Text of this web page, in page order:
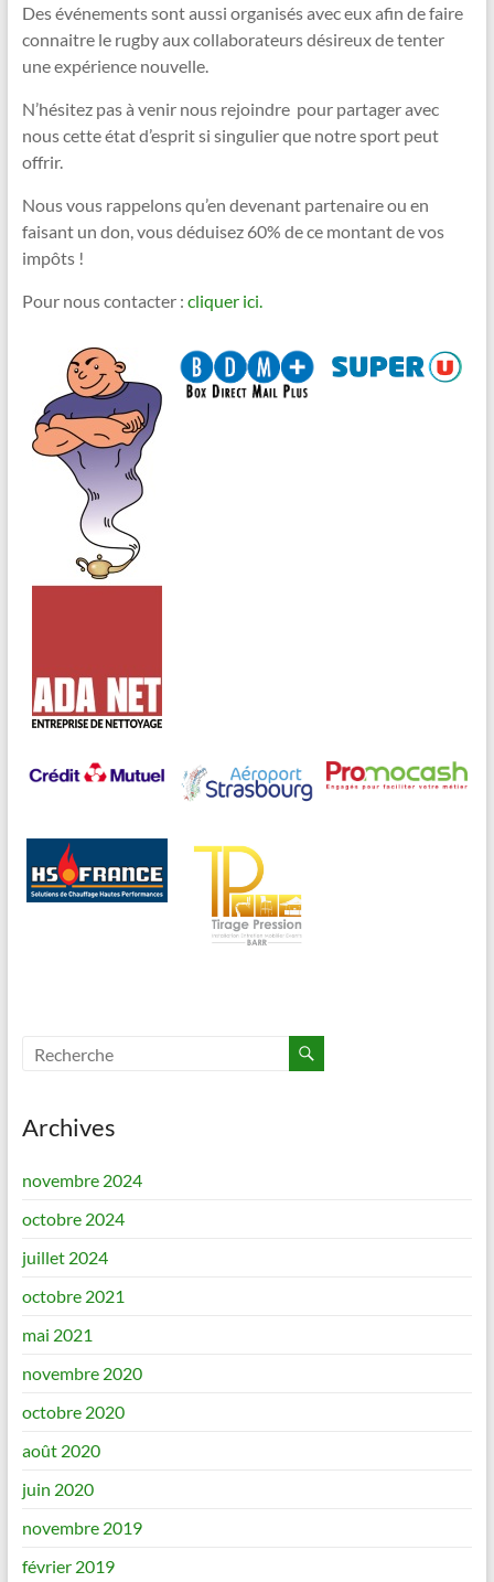
Des événements sont aussi organisés avec eux afin de faire
connaitre le rugby aux collaborateurs désireux de tenter
une expérience nouvelle.
N’hésitez pas à venir nous rejoindre pour partager avec
nous cette état d’esprit si singulier que notre sport peut
offrir.
Nous vous rappelons qu’en devenant partenaire ou en
faisant un don, vous déduisez 60% de ce montant de vos
impôts !
Pour nous contacter : cliquer ici.
Archives
novembre 2024
octobre 2024
juillet 2024
octobre 2021
mai 2021
novembre 2020
octobre 2020
août 2020
juin 2020
novembre 2019
février 2019